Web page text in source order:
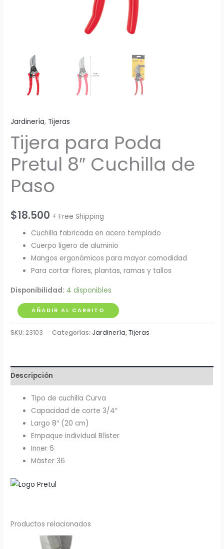
Jardinería, Tijeras
Tijera para Poda
Pretul 8″ Cuchilla de
Paso
$18.500 + Free Shipping
Cuchilla fabricada en acero templado
Cuerpo ligero de aluminio
Mangos ergonómicos para mayor comodidad
Para cortar flores, plantas, ramas y tallos
Disponibilidad: 4 disponibles
Tijera
para
Poda
Cuchilla
de
Paso
cantidad
AÑADIR AL CARRITO
SKU: 23103 Categorías: Jardinería,Tijeras
Descripción
Tipo de cuchilla Curva
Capacidad de corte 3/4″
Largo 8″ (20 cm)
Empaque individual Blíster
Inner 6
Máster 36
Productos relacionados